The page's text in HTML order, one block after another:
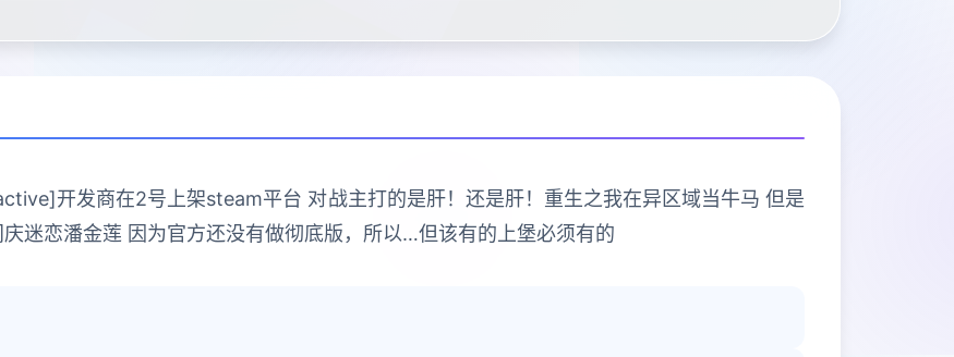
开发商在2号上架steam平台 对战主打的是肝！还是肝！重生之我在异区域当牛马 但是
迷恋潘金莲 因为官方还没有做彻底版，所以…但该有的上堡必须有的